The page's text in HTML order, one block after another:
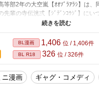
等部2年の大空嵐【ｵｵｿﾞﾗｱﾗｼ】は、
先輩の寺伝洸弍【ｼﾞﾃﾞﾝｺｳｼﾞ】にい
いをされていた。 そのことを親友に相
て、実行することにしたが… 小説は完
BL漫画 1,406 位 / 1,406件
BL R18 326 位 / 326件
ニ漫画 ギャグ・コメディ